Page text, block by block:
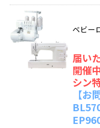
ベビー
届い
開催
シン
【お